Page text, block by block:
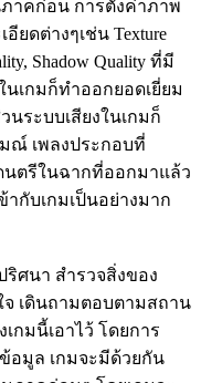
าคก่อน การตั้งค่าภาพ
ยดต่างๆเช่น Texture
Shadow Quality ที่มี
เกมก็ทำออกยอดเยี่ยม
ระบบเสียงในเกมก็
ณ์ เพลงประกอบที่
นตรีในฉากที่ออกมาแล้ว
กับเกมเป็นอย่างมาก
ริศนา สำรวจสิ่งของ
เดินถามตอบตามสถาน
กมนี้เอาไว้ โดยการ
อมูล เกมจะมีด้วยกัน